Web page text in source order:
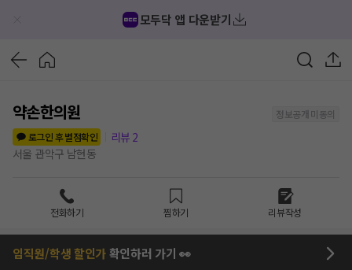
모두닥 앱 다운받기
약손한의원
정보공개 미동의
로그인 후 별점확인
리뷰 2
서울 관악구 남현동
전화하기 찜하기 리뷰작성
임직원/학생 할인가확인하러 가기 👀